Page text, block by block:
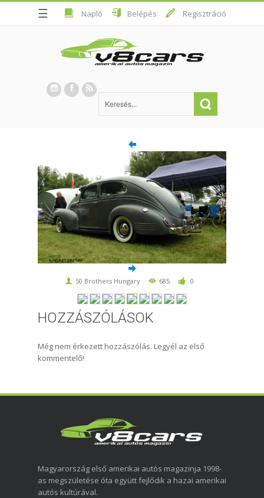
☰ Napló Belépés Regisztráció
50 Brothers Hungary 685 0
HOZZÁSZÓLÁSOK
Még nem érkezett hozzászólás. Legyél az első
kommentelő!
Magyarország első amerikai autós magazinja 1998-
as megszületése óta együtt fejlődik a hazai amerikai
autós kultúrával.